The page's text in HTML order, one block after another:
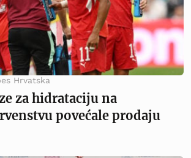
Hrvatska
za hidrataciju na
povećale prodaju